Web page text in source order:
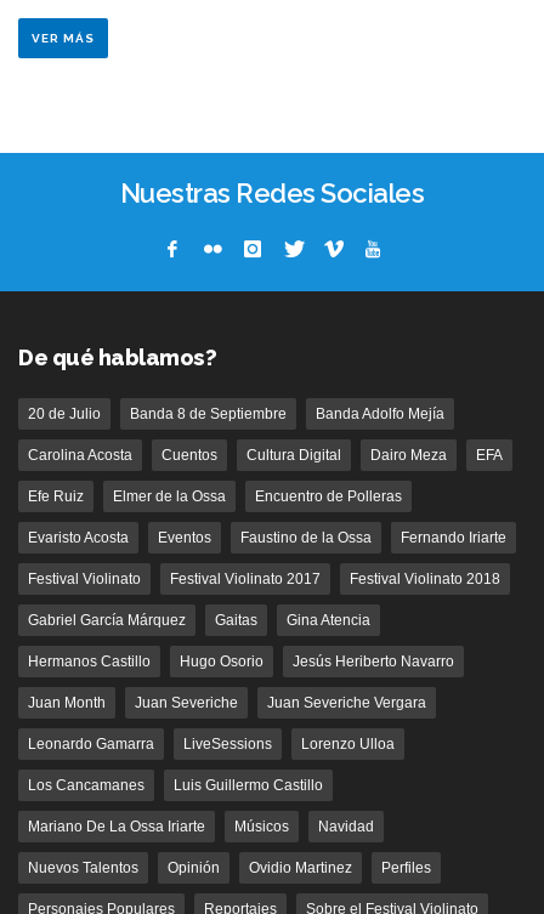
VER MÁS
Nuestras Redes Sociales
De qué hablamos?
20 de Julio Banda 8 de Septiembre Banda Adolfo Mejía
Carolina Acosta Cuentos Cultura Digital Dairo Meza EFA
Efe Ruiz Elmer de la Ossa Encuentro de Polleras
Evaristo Acosta Eventos Faustino de la Ossa Fernando Iriarte
Festival Violinato Festival Violinato 2017 Festival Violinato 2018
Gabriel García Márquez Gaitas Gina Atencia
Hermanos Castillo Hugo Osorio Jesús Heriberto Navarro
Juan Month Juan Severiche Juan Severiche Vergara
Leonardo Gamarra LiveSessions Lorenzo Ulloa
Los Cancamanes Luis Guillermo Castillo
Mariano De La Ossa Iriarte Músicos Navidad
Nuevos Talentos Opinión Ovidio Martinez Perfiles
Personajes Populares Reportajes Sobre el Festival Violinato